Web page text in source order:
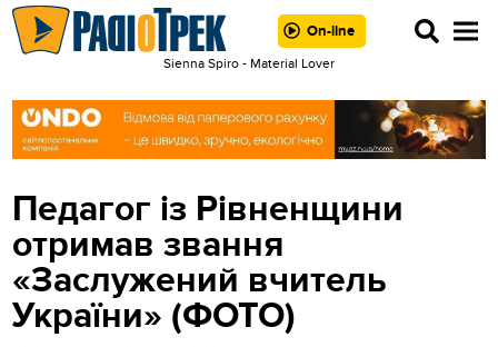
On-line
Sienna Spiro - Material Lover
Педагог із Рівненщини
отримав звання
«Заслужений вчитель
України» (ФОТО)